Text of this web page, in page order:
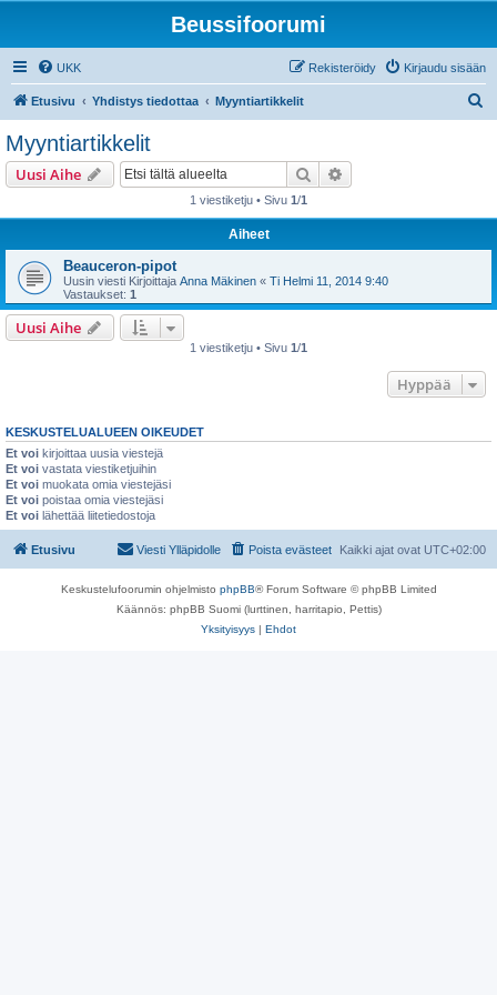
Beussifoorumi
UKK Kirjaudu sisään
Rekisteröidy
Etusivu Yhdistys tiedottaa Myyntiartikkelit
Myyntiartikkelit
Uusi Aihe Etsi
1 viestiketju • Sivu 1/1
Aiheet
Beauceron-pipot
Uusin viesti Kirjoittaja Anna Mäkinen « Ti Helmi 11, 2014 9:40
Vastaukset: 1
Uusi Aihe
1 viestiketju • Sivu 1/1
Hyppää
KESKUSTELUALUEEN OIKEUDET
Et voi kirjoittaa uusia viestejä
Et voi vastata viestiketjuihin
Et voi muokata omia viestejäsi
Et voi poistaa omia viestejäsi
Et voi lähettää liitetiedostoja
Etusivu Kaikki ajat ovat UTC+02:00
Poista evästeet
Viesti Ylläpidolle
Keskustelufoorumin ohjelmisto phpBB® Forum Software © phpBB Limited
Käännös: phpBB Suomi (lurttinen, harritapio, Pettis)
Yksityisyys | Ehdot